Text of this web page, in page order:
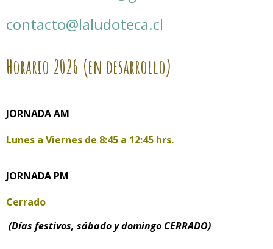
contacto@laludoteca.cl
Horario 2026 (en desarrollo)
JORNADA AM
Lunes a Viernes de 8:45 a 12:45 hrs.
JORNADA PM
Cerrado
(Días festivos, sábado y domingo CERRADO)